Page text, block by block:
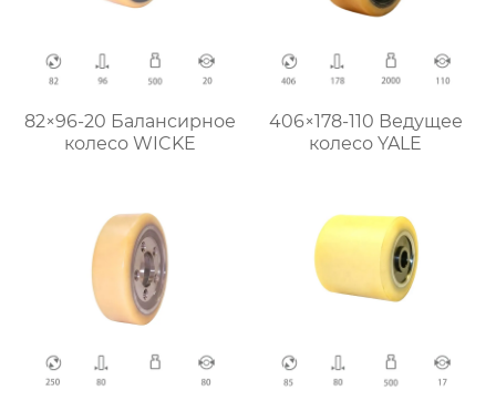
82×96-20 Балансирное
колесо WICKE
406×178-110 Ведущее
колесо YALE